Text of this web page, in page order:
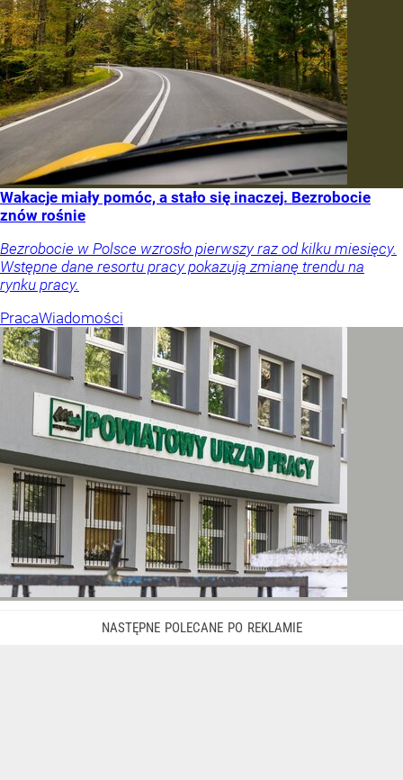
Wakacje miały pomóc, a stało się inaczej. Bezrobocie
znów rośnie
Bezrobocie w Polsce wzrosło pierwszy raz od kilku miesięcy.
Wstępne dane resortu pracy pokazują zmianę trendu na
rynku pracy.
PracaWiadomości